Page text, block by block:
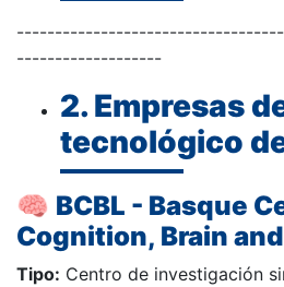
-------------------
2. Empresas
tecnológico
🧠 BCBL - Basque
Cognition, Brain
Tipo: Centro de investigación